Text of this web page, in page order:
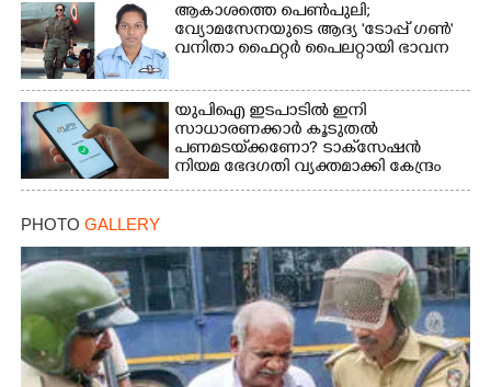
ആകാശത്തെ പെൺപുലി;
വ്യോമസേനയുടെ ആദ്യ 'ടോപ്പ് ഗൺ'
വനിതാ ഫൈറ്റർ പൈലറ്റായി ഭാവന
യുപിഐ ഇടപാടിൽ ഇനി
സാധാരണക്കാർ കൂടുതൽ
പണമടയ്‌ക്കണോ?​ ടാക്‌സേഷൻ
നിയമ ഭേദഗതി വ്യക്തമാക്കി കേന്ദ്രം
PHOTO GALLERY